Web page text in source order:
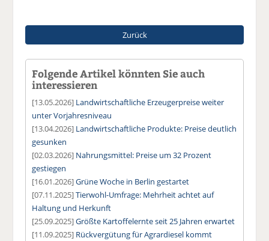
Zurück
Folgende Artikel könnten Sie auch
interessieren
[13.05.2026] Landwirtschaftliche Erzeugerpreise weiter
unter Vorjahresniveau
[13.04.2026] Landwirtschaftliche Produkte: Preise deutlich
gesunken
[02.03.2026] Nahrungsmittel: Preise um 32 Prozent
gestiegen
[16.01.2026]Grüne Woche in Berlin gestartet
[07.11.2025]Tierwohl-Umfrage: Mehrheit achtet auf
Haltung und Herkunft
[25.09.2025]Größte Kartoffelernte seit 25 Jahren erwartet
[11.09.2025] Rückvergütung für Agrardiesel kommt